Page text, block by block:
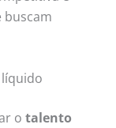
o talento